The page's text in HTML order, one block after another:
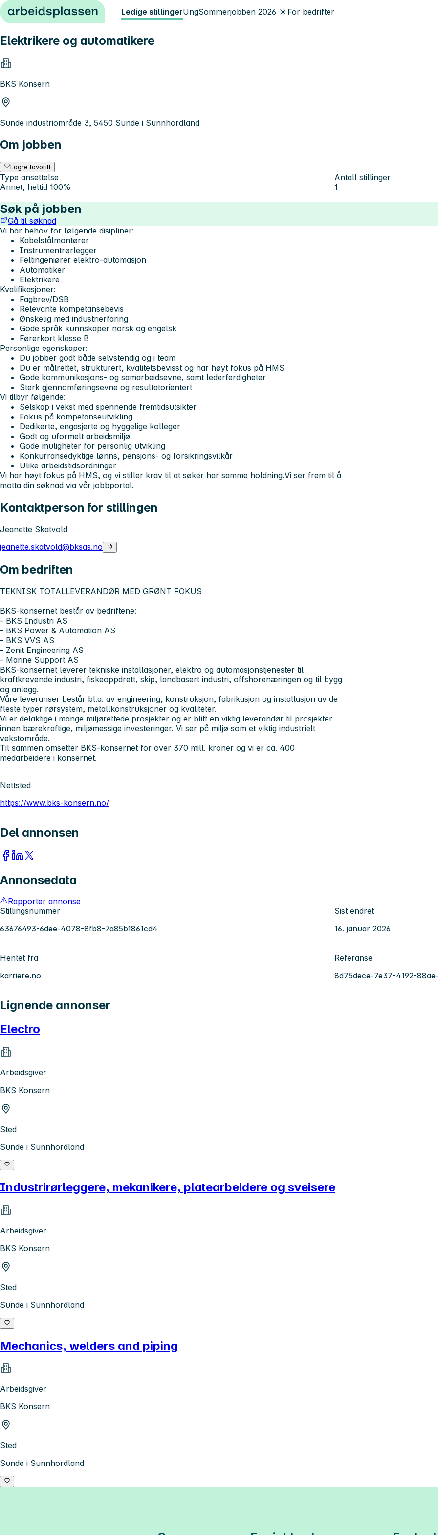
Hopp til innhold Ledige stillingerUngSommerjobben 2026 ☀️For bedrifter
Elektrikere og automatikere
BKS Konsern
Sunde industriområde 3, 5450 Sunde i Sunnhordland
Om jobben
Lagre favoritt
Type ansettelse
Annet, heltid 100%
Antall stillinger
1
Søk på jobben
Gå til søknad
Vi har behov for følgende disipliner:
Kabelstålmontører
Instrumentrørlegger
Feltingeniører elektro-automasjon
Automatiker
Elektrikere
Kvalifikasjoner:
Fagbrev/DSB
Relevante kompetansebevis
Ønskelig med industrierfaring
Gode språk kunnskaper norsk og engelsk
Førerkort klasse B
Personlige egenskaper:
Du jobber godt både selvstendig og i team
Du er målrettet, strukturert, kvalitetsbevisst og har høyt fokus på HMS
Gode kommunikasjons- og samarbeidsevne, samt lederferdigheter
Sterk gjennomføringsevne og resultatorientert
Vi tilbyr følgende:
Selskap i vekst med spennende fremtidsutsikter
Fokus på kompetanseutvikling
Dedikerte, engasjerte og hyggelige kolleger
Godt og uformelt arbeidsmiljø
Gode muligheter for personlig utvikling
Konkurransedyktige lønns, pensjons- og forsikringsvilkår
Ulike arbeidstidsordninger
Vi har høyt fokus på HMS, og vi stiller krav til at søker har samme holdning.Vi ser frem til å
motta din søknad via vår jobbportal.
Kontaktperson for stillingen
Jeanette Skatvold
jeanette.skatvold@bksas.no
Om bedriften
TEKNISK TOTALLEVERANDØR MED GRØNT FOKUS
BKS-konsernet består av bedriftene:
- BKS Industri AS
- BKS Power & Automation AS
- BKS VVS AS
- Zenit Engineering AS
- Marine Support AS
BKS-konsernet leverer tekniske installasjoner, elektro og automasjonstjenester til
kraftkrevende industri, fiskeoppdrett, skip, landbasert industri, offshorenæringen og til bygg
og anlegg.
Våre leveranser består bl.a. av engineering, konstruksjon, fabrikasjon og installasjon av de
fleste typer rørsystem, metallkonstruksjoner og kvaliteter.
Vi er delaktige i mange miljørettede prosjekter og er blitt en viktig leverandør til prosjekter
innen bærekraftige, miljømessige investeringer. Vi ser på miljø som et viktig industrielt
vekstområde.
Til sammen omsetter BKS-konsernet for over 370 mill. kroner og vi er ca. 400
medarbeidere i konsernet.
Nettsted
https://www.bks-konsern.no/
Del annonsen
Annonsedata
Rapporter annonse
Stillingsnummer
63676493-6dee-4078-8fb8-7a85b1861cd4
Sist endret
16. januar 2026
Hentet fra
karriere.no
Referanse
8d75dece-7e37-4192-
Lignende annonser
Electro
Arbeidsgiver
BKS Konsern
Sted
Sunde i Sunnhordland
Industrirørleggere, mekanikere, platearbeidere og sveisere
Arbeidsgiver
BKS Konsern
Sted
Sunde i Sunnhordland
Mechanics, welders and piping
Arbeidsgiver
BKS Konsern
Sted
Sunde i Sunnhordland